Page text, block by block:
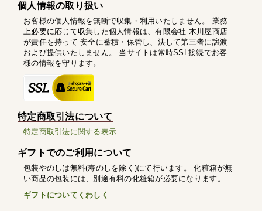
個人情報の取り扱い
お客様の個人情報を無断で収集・利用いたしません。 業務
上必要に応じて収集した個人情報は、有限会社 木川屋商店
が責任を持って 安全に蓄積・保管し、決して第三者に譲渡
および提供いたしません。 当サイトは常時SSL接続でお客
様の情報を守ります。
特定商取引法について
特定商取引法に関する表示
ギフトでのご利用について
包装やのしは無料(寿のしを除く)にて行います。 化粧箱が無
い商品の包装には、別途有料の化粧箱が必要になります。
ギフトについてくわしく